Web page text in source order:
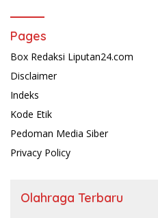
Pages
Box Redaksi Liputan24.com
Disclaimer
Indeks
Kode Etik
Pedoman Media Siber
Privacy Policy
Olahraga Terbaru